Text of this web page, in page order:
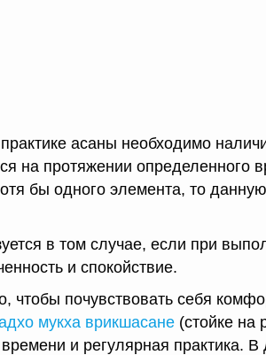
асаны необходимо
на протяжении определенного
бы одного элемента, то
в том случае, если при
и спокойствие.
чтобы почувствовать себя
мукха врикшасане (стойке на
и регулярная практика. В